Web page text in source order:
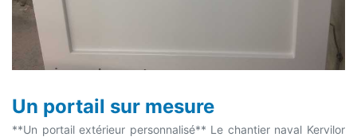
Un portail sur mesure
**Un portail extérieur personnalisé** Le chantier naval Kervilor